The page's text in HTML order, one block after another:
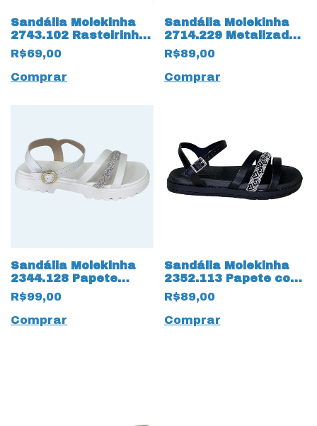
Sandália Molekinha
2743.102 Rasteirinha
Rosa
R$69,00
Comprar
Sandália Molekinha
2714.229 Metalizado
Glam 18894 Rose
R$89,00
Comprar
Sandália Molekinha
2344.128 Papete
17542 Off White
R$99,00
Comprar
Sandália Molekinha
2352.113 Papete com
Strass 17533 Preto
R$89,00
Comprar